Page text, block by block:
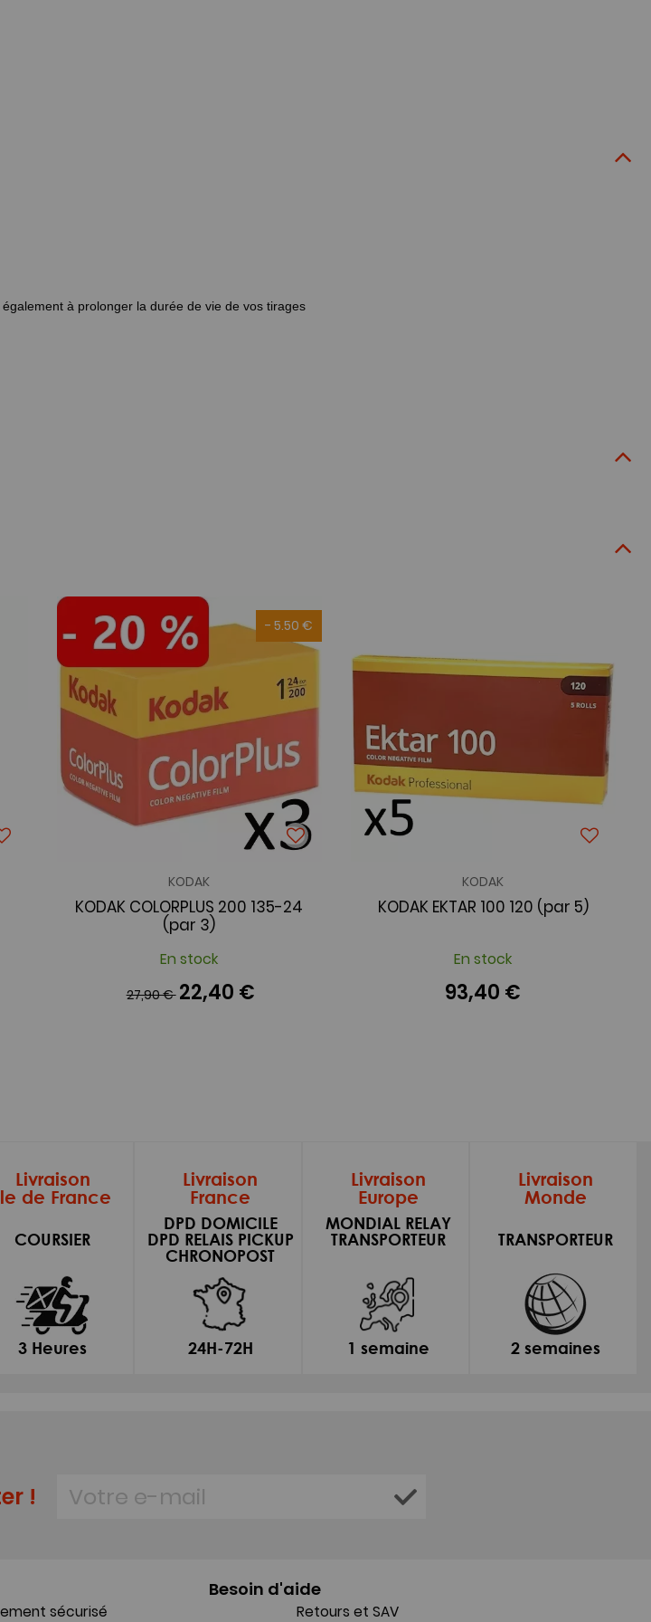
à prolonger la durée de vie de vos tirages
- 5.50 €
KODAK
KODAK COLORPLUS 200 135-24
(par 3)
En stock
27,90 € 22,40 €
KODAK
KODAK EKTAR 100 120 (par 5)
En stock
93,40 €
Livraison
de France
COURSIER
3 Heures
Livraison
France
DPD DOMICILE
DPD RELAIS PICKUP
CHRONOPOST
24H-72H
Livraison
Europe
MONDIAL RELAY
TRANSPORTEUR
1 semaine
Livraison
Monde
TRANSPORTEUR
2 semaines
!
sécurisé
Besoin d'aide
Retours et SAV